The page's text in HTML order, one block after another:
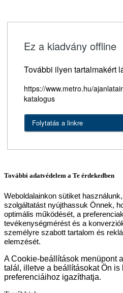
Ez a kiadvány offline
További ilyen tartalmakért
https://www.metro.hu/
katalogus
Folytatás a linkre